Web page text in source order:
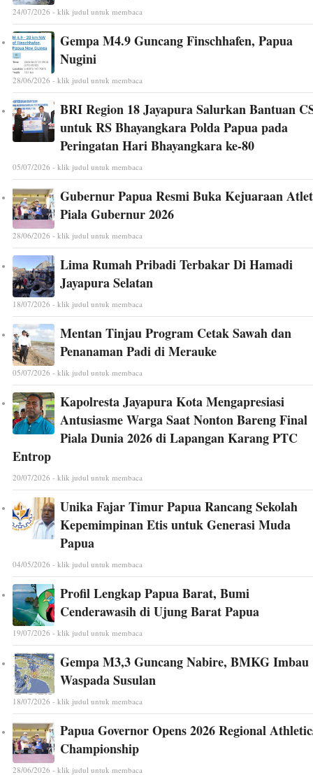
24/07/2026 - klik judul untuk membaca
Gempa M4.9 Guncang Finschhafen, Papua
Nugini
28/06/2026 - klik judul untuk membaca
BRI Region 18 Jayapura Salurkan Bantuan
untuk RS Bhayangkara Polda Papua pada
Peringatan Hari Bhayangkara ke-80
05/07/2026 - klik judul untuk membaca
Gubernur Papua Resmi Buka Kejuaraan
Piala Gubernur 2026
28/06/2026 - klik judul untuk membaca
Lima Rumah Pribadi Terbakar Di Hamadi
Jayapura Selatan
18/07/2026 - klik judul untuk membaca
Mentan Tinjau Program Cetak Sawah dan
Penanaman Padi di Merauke
05/07/2026 - klik judul untuk membaca
Kapolresta Jayapura Kota Mengapresiasi
Antusiasme Warga Saat Nonton Bareng Final
Piala Dunia 2026 di Lapangan Karang PTC
Entrop
20/07/2026 - klik judul untuk membaca
Unika Fajar Timur Papua Rancang Sekolah
Kepemimpinan Etis untuk Generasi Muda
Papua
04/05/2026 - klik judul untuk membaca
Profil Lengkap Papua Barat, Bumi
Cenderawasih di Ujung Barat Papua
19/07/2026 - klik judul untuk membaca
Gempa M3,3 Guncang Nabire, BMKG Imbau
Waspada Susulan
18/07/2026 - klik judul untuk membaca
Papua Governor Opens 2026 Regional
Championship
28/06/2026 - klik judul untuk membaca